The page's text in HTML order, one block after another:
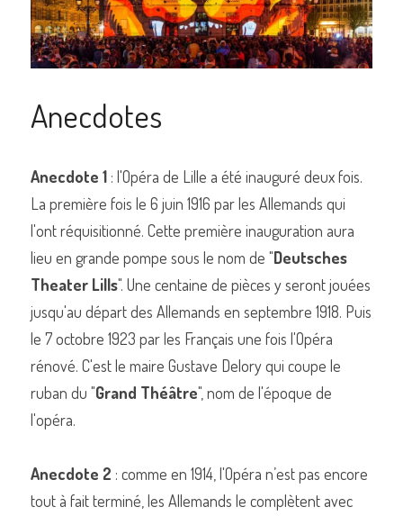
Anecdotes
Anecdote 1 : l'Opéra de Lille a été inauguré deux fois.
La première fois le 6 juin 1916 par les Allemands qui
l'ont réquisitionné. Cette première inauguration aura
lieu en grande pompe sous le nom de "Deutsches
Theater Lills". Une centaine de pièces y seront jouées
jusqu'au départ des Allemands en septembre 1918. Puis
le 7 octobre 1923 par les Français une fois l'Opéra
rénové. C'est le maire Gustave Delory qui coupe le
ruban du "Grand Théâtre", nom de l'époque de
l'opéra.
Anecdote 2 : comme en 1914, l'Opéra n’est pas encore
tout à fait terminé, les Allemands le complètent avec